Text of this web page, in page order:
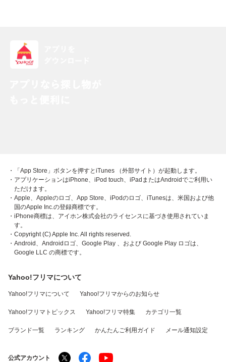
・「App Store」ボタンを押すとiTunes （外部サイト）が起動します。
・アプリケーションはiPhone、iPod touch、iPadまたはAndroidでご利用い
ただけます。
・Apple、Appleのロゴ、App Store、iPodのロゴ、iTunesは、米国および他
国のApple Inc.の登録商標です。
・iPhone商標は、アイホン株式会社のライセンスに基づき使用されていま
す。
・Copyright (C) Apple Inc. All rights reserved.
・Android、Androidロゴ、Google Play 、および Google Play ロゴは、
Google LLC の商標です。
Yahoo!フリマについて
Yahoo!フリマについて Yahoo!フリマからのお知らせ
Yahoo!フリマトピックス Yahoo!フリマ特集 カテゴリ一覧
ブランド一覧 ランキング かんたんご利用ガイド メール通知設定
公式アカウント